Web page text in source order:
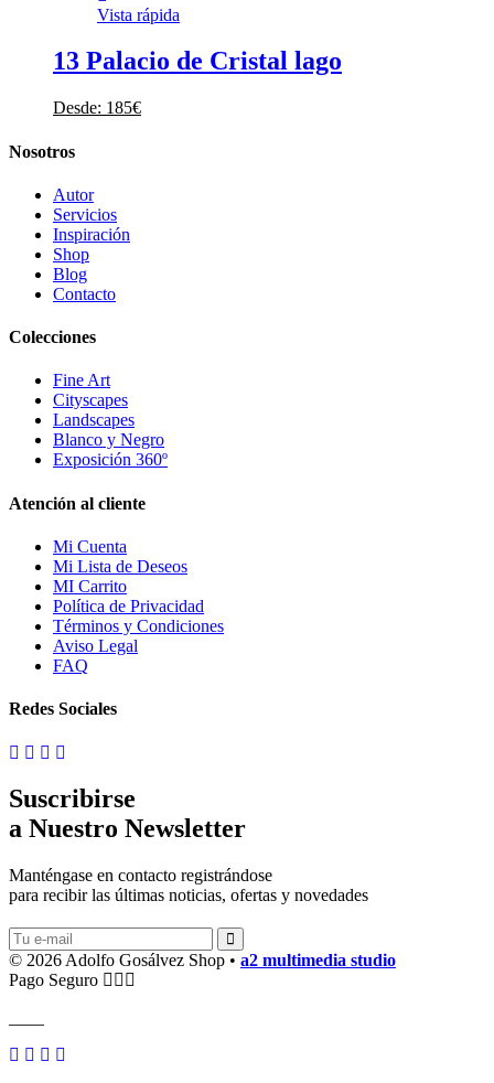
Vista rápida
13 Palacio de Cristal lago
Desde: 185€
Nosotros
Autor
Servicios
Inspiración
Shop
Blog
Contacto
Colecciones
Fine Art
Cityscapes
Landscapes
Blanco y Negro
Exposición 360º
Atención al cliente
Mi Cuenta
Mi Lista de Deseos
MI Carrito
Política de Privacidad
Términos y Condiciones
Aviso Legal
FAQ
Redes Sociales
Suscribirse
a Nuestro Newsletter
Manténgase en contacto registrándose
para recibir las últimas noticias, ofertas y novedades
© 2026 Adolfo Gosálvez Shop • a2 multimedia studio
Pago Seguro